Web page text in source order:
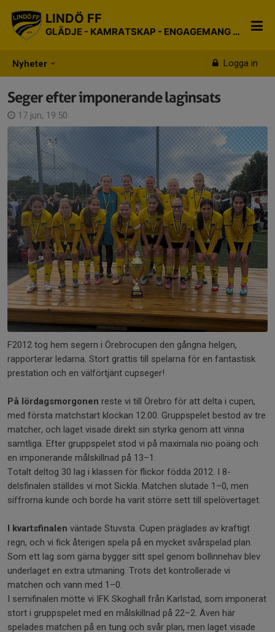
Nyheter Logga in
LINDÖ FF
GLÄDJE - KAMRATSKAP - ENGAGEMANG - RESPEKT
Seger efter imponerande laginsats
17 jun, 19:50
F2012 tog hem segern i Örebrocupen den gångna helgen,
rapporterar ledarna. Stort grattis till spelarna för en fantastisk
prestation och en välförtjänt cupseger!
På lördagsmorgonen reste vi till Örebro för att delta i cupen,
med första matchstart klockan 12.00. Gruppspelet bestod av tre
matcher, och laget visade direkt sin styrka genom att vinna
samtliga. Efter gruppspelet stod vi på maximala nio poäng och
en imponerande målskillnad på 13–1.
Totalt deltog 30 lag i klassen för flickor födda 2012. I 8-
delsfinalen ställdes vi mot Sickla. Matchen slutade 1–0, men
siffrorna kunde och borde ha varit större sett till spelövertaget.
I kvartsfinalen väntade Stuvsta. Cupen präglades av kraftigt
regn, och vi fick återigen spela på en mycket svårspelad plan.
Som ett lag som gärna bygger sitt spel genom bollinnehav blev
underlaget en extra utmaning. Trots det kontrollerade vi
matchen och vann med 1–0.
I semifinalen mötte vi IFK Skoghall från Karlstad, som imponerat
stort i gruppspelet med en målskillnad på 22–2. Även här
spelades matchen på en tung och svår plan, men laget visade